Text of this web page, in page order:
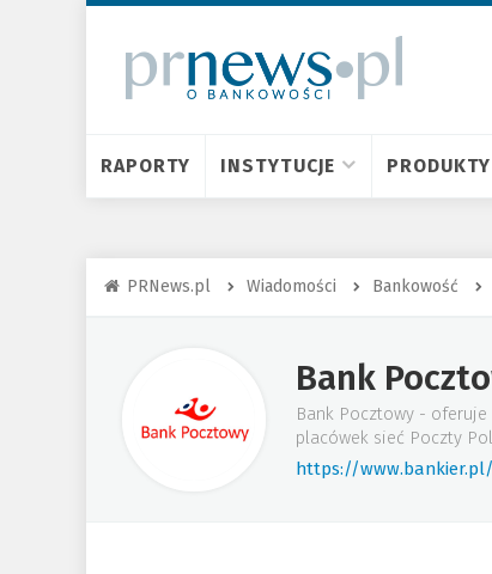
RAPORTY INSTYTUCJE PRODUKTY
PRNews.pl Wiadomości Bankowość
Bank
Bank Pocztowy - oferuje
placówek sieć Poczty
https://